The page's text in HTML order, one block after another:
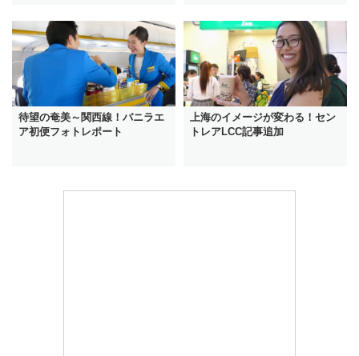
待望の奄美～関西線！バニラエ
ア初便フォトレポート
上海のイメージが変わる！セン
トレアLCC記事追加